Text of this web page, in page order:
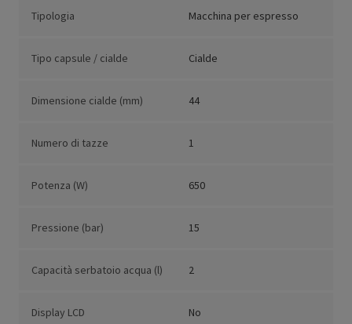
Tipologia Macchina per espresso
Tipo capsule / cialde Cialde
Dimensione cialde (mm) 44
Numero di tazze 1
Potenza (W) 650
Pressione (bar) 15
Capacità serbatoio acqua (l) 2
Display LCD No